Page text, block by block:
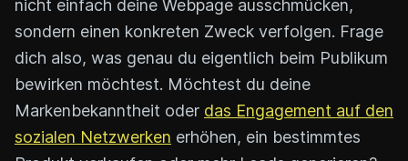
nicht einfach deine Webpage ausschmücken,
sondern einen konkreten Zweck verfolgen. Frage
dich also, was genau du eigentlich beim Publikum
bewirken möchtest. Möchtest du deine
Markenbekanntheit oder das Engagement auf den
sozialen Netzwerken erhöhen, ein bestimmtes